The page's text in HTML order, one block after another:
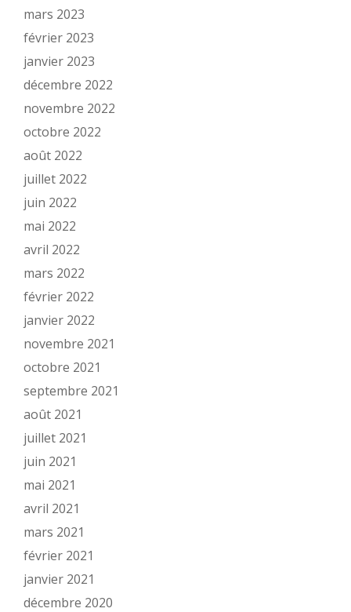
mars 2023
février 2023
janvier 2023
décembre 2022
novembre 2022
octobre 2022
août 2022
juillet 2022
juin 2022
mai 2022
avril 2022
mars 2022
février 2022
janvier 2022
novembre 2021
octobre 2021
septembre 2021
août 2021
juillet 2021
juin 2021
mai 2021
avril 2021
mars 2021
février 2021
janvier 2021
décembre 2020